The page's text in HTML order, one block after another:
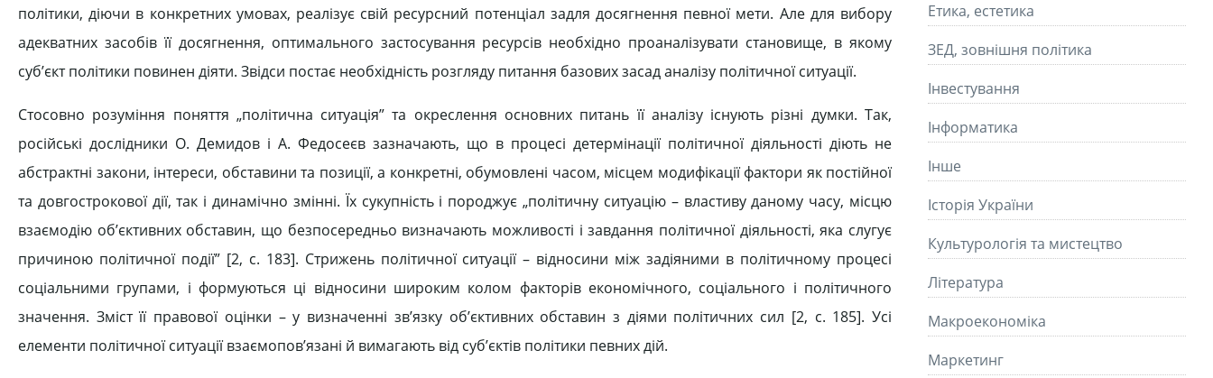
політики, діючи в конкретних умовах, реалізує свій ресурсний потенціал задля досягнення певної мети. Але для вибору
адекватних засобів її досягнення, оптимального застосування ресурсів необхідно проаналізувати становище, в якому
суб’єкт політики повинен діяти. Звідси постає необхідність розгляду питання базових засад аналізу політичної ситуації.
Стосовно розуміння поняття „політична ситуація” та окреслення основних питань її аналізу існують різні думки. Так,
російські дослідники О. Демидов і А. Федосеєв зазначають, що в процесі детермінації політичної діяльності діють не
абстрактні закони, інтереси, обставини та позиції, а конкретні, обумовлені часом, місцем модифікації фактори як постійної
та довгострокової дії, так і динамічно змінні. Їх сукупність і породжує „політичну ситуацію – властиву даному часу, місцю
взаємодію об’єктивних обставин, що безпосередньо визначають можливості і завдання політичної діяльності, яка слугує
причиною політичної події” [2, с. 183]. Стрижень політичної ситуації – відносини між задіяними в політичному процесі
соціальними групами, і формуються ці відносини широким колом факторів економічного, соціального і політичного
значення. Зміст її правової оцінки – у визначенні зв’язку об’єктивних обставин з діями політичних сил [2, с. 185]. Усі
елементи політичної ситуації взаємопов’язані й вимагають від суб’єктів політики певних дій.
Етика, естетика
ЗЕД, зовнішня політика
Інвестування
Інформатика
Інше
Історія України
Культурологія та мистецтво
Літературa
Макроекономіка
Маркетинг